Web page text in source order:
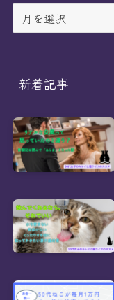
ー
ブ
新着記事